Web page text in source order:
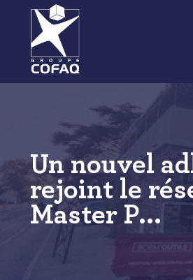
Un nouvel
rejoint le
Master P...